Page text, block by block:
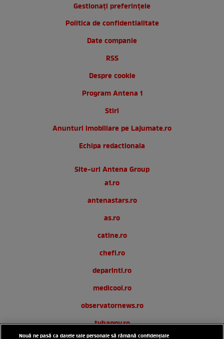
Gestionați preferințele
Politica de confidentialitate
Date companie
RSS
Despre cookie
Program Antena 1
Stiri
Anunturi imobiliare pe Lajumate.ro
Echipa redactionala
Site-uri Antena Group
a1.ro
antenastars.ro
as.ro
catine.ro
chefi.ro
deparinti.ro
medicool.ro
observatornews.ro
tvhappy.ro
Nouă ne pasă ca datele tale personale să rămână confidențiale